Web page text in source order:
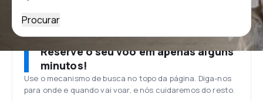
Procurar
Reserve o seu voo em apenas alguns
minutos!
Use o mecanismo de busca no topo da página. Diga-nos
para onde e quando vai voar, e nós cuidaremos do resto.